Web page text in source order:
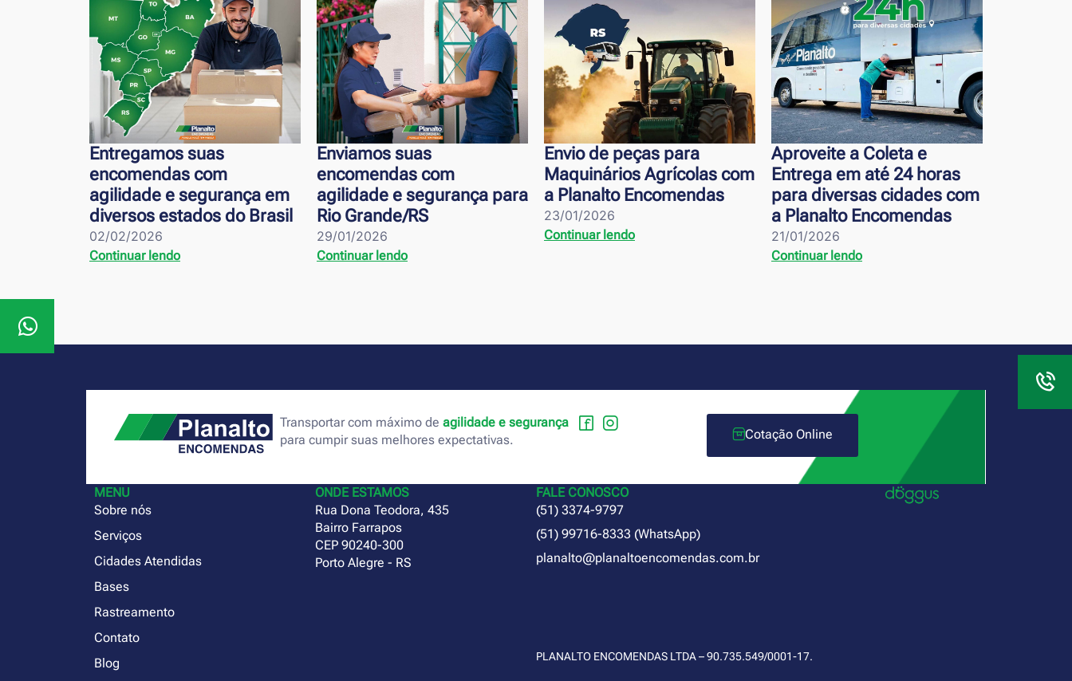
em
do Brasil
Enviamos suas
encomendas com
agilidade e segurança para
Rio Grande/RS
29/01/2026
Continuar lendo
Envio de peças para
Maquinários Agrícolas com
a Planalto Encomendas
23/01/2026
Continuar lendo
Aproveite a Coleta e
Entrega em até 24 horas
para diversas cidades com
a Planalto Encomendas
21/01/2026
Entregamos suas
encomendas com
agilidade e segurança em
diversos estados do Brasil
02/02/2026
Continuar lendo
Transportar com máximo deagilidade e segurança
para cumpir suas melhores expectativas.
Cotação Online
MENU
Sobre nós
Serviços
Cidades Atendidas
Bases
Rastreamento
Contato
Blog
ONDE ESTAMOS
Rua Dona Teodora, 435
Bairro Farrapos
CEP 90240-300
Porto Alegre - RS
FALE CONOSCO
(51) 3374-9797
(51) 99716-8333 (WhatsApp)
planalto@planaltoencomendas.com.br
PLANALTO ENCOMENDAS LTDA – 90.735.549/0001-17.